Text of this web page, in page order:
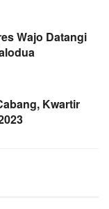
Wajo Datangi
Kwartir